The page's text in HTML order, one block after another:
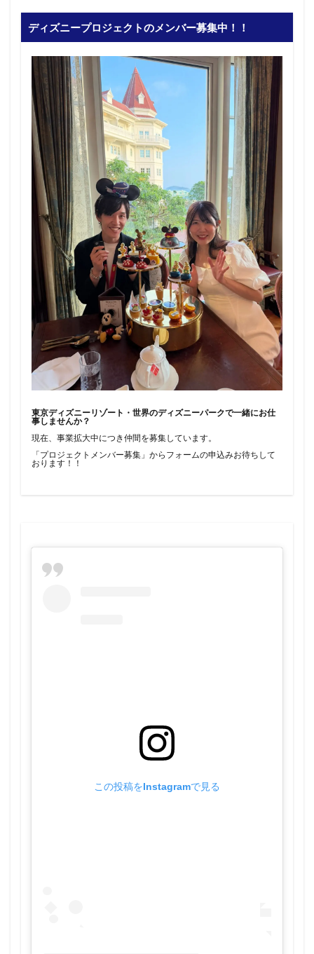
ディズニープロジェクトのメンバー募集中！！
東京ディズニーリゾート・世界のディズニーパークで一緒にお仕
事しませんか？
現在、事業拡大中につき仲間を募集しています。
「プロジェクトメンバー募集」からフォームの申込みお待ちして
おります！！
この投稿をInstagramで見る